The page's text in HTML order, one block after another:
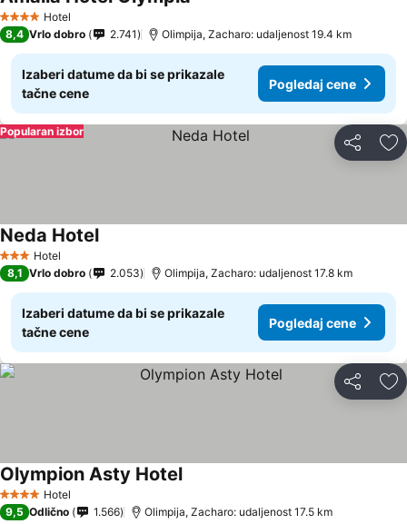
4 ZvezdiceHotel
8,4 Vrlo dobro 2.741 Olimpija, Zacharo: udaljenost 19.4 km
Izaberi datume da bi se prikazale
tačne cene
Pogledaj cene
Deli
Popularan izbor
3 Zvezdice
Hotel
Neda Hotel
8,1 Vrlo dobro 2.053 Olimpija, Zacharo: udaljenost 17.8 km
Izaberi datume da bi se prikazale
tačne cene
Pogledaj cene
Deli
4 ZvezdiceHotel
Olympion Asty Hotel
9,5 Odlično 1.566 Olimpija, Zacharo: udaljenost 17.5 km